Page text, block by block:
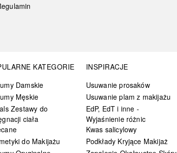
KATEGORIE
Damskie
Męskie
Zestawy do
ciała
do Makijażu
INSPIRACJE
Usuwanie prosaków
Usuwanie plam z makijażu
EdP, EdT i inne -
Wyjaśnienie różnic
Kwas salicylowy
Podkłady Kryjące Makijaż